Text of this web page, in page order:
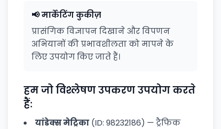
📢 मार्केटिंग कुकीज़
प्रासंगिक विज्ञापन दिखाने और विपणन
अभियानों की प्रभावशीलता को मापने के
लिए उपयोग किए जाते हैं।
हम जो विश्लेषण उपकरण उपयोग करते
हैं:
यांडेक्स मेट्रिका (ID: 98232186) — ट्रैफिक